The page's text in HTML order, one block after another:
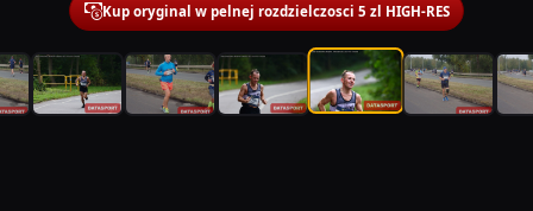
Kup oryginal w pelnej rozdzielczosci 5 zl HIGH-RES